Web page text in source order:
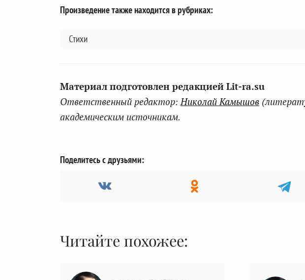
Произведение также находится в рубриках:
Стихи
Материал подготовлен редакцией Lit-ra.su
Ответственный редактор:Николай Камышов
академическим источникам.
Поделитесь с друзьями:
Читайте похожее: